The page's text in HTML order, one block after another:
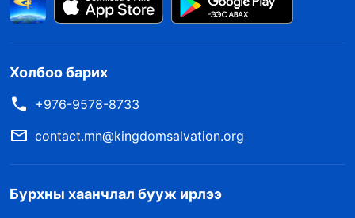
Холбоо барих
+976-9578-8733
contact.mn@kingdomsalvation.org
Бурхны хаанчлал бууж ирлээ